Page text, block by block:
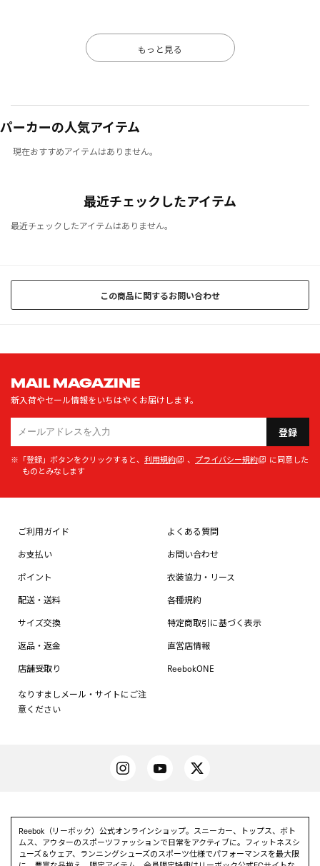
もっと見る
パーカーの人気アイテム
現在おすすめアイテムはありません。
最近チェックしたアイテム
最近チェックしたアイテムはありません。
この商品に関するお問い合わせ
MAIL MAGAZINE
新入荷やセール情報をいちはやくお届けします。
登録
※「登録」ボタンをクリックすると、 利用規約 、 プライバシー規約
に同意した
ものとみなします
ご利用ガイド
お支払い
ポイント
配送・送料
サイズ交換
返品・返金
店舗受取り
なりすましメール・サイトにご注
意ください
よくある質問
お問い合わせ
衣装協力・リース
各種規約
特定商取引に基づく表示
直営店情報
ReebokONE
Reebok（リーボック）公式オンラインショップ。スニーカー、トップス、ボト
ムス、アウターのスポーツファッションで日常をアクティブに。フィットネスシ
ューズ＆ウェア、ランニングシューズのスポーツ仕様でパフォーマンスを最大限